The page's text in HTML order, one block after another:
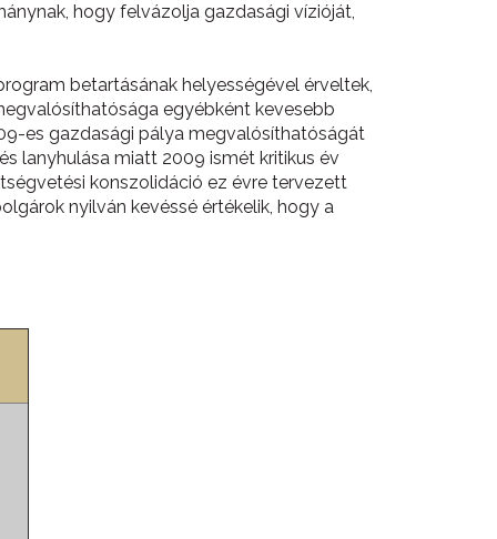
hogy felvázolja gazdasági vízióját,
betartásának helyességével érveltek,
egyébként kevesebb
es gazdasági pálya megvalósíthatóságát
lanyhulása miatt 2009 ismét kritikus év
konszolidáció ez évre tervezett
nyilván kevéssé értékelik, hogy a